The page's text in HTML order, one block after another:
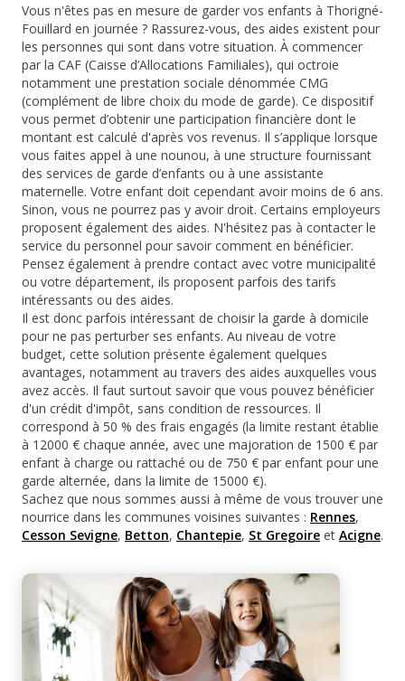
Vous n'êtes pas en mesure de garder vos enfants à Thorigné-
Fouillard en journée ? Rassurez-vous, des aides existent pour
les personnes qui sont dans votre situation. À commencer
par la CAF (Caisse d’Allocations Familiales), qui octroie
notamment une prestation sociale dénommée CMG
(complément de libre choix du mode de garde). Ce dispositif
vous permet d’obtenir une participation financière dont le
montant est calculé d'après vos revenus. Il s’applique lorsque
vous faites appel à une nounou, à une structure fournissant
des services de garde d’enfants ou à une assistante
maternelle. Votre enfant doit cependant avoir moins de 6 ans.
Sinon, vous ne pourrez pas y avoir droit. Certains employeurs
proposent également des aides. N'hésitez pas à contacter le
service du personnel pour savoir comment en bénéficier.
Pensez également à prendre contact avec votre municipalité
ou votre département, ils proposent parfois des tarifs
intéressants ou des aides.
Il est donc parfois intéressant de choisir la garde à domicile
pour ne pas perturber ses enfants. Au niveau de votre
budget, cette solution présente également quelques
avantages, notamment au travers des aides auxquelles vous
avez accès. Il faut surtout savoir que vous pouvez bénéficier
d'un crédit d'impôt, sans condition de ressources. Il
correspond à 50 % des frais engagés (la limite restant établie
à 12000 € chaque année, avec une majoration de 1500 € par
enfant à charge ou rattaché ou de 750 € par enfant pour une
garde alternée, dans la limite de 15000 €).
Sachez que nous sommes aussi à même de vous trouver une
nourrice dans les communes voisines suivantes : Rennes,
Cesson Sevigne, Betton, Chantepie, St Gregoire et Acigne.